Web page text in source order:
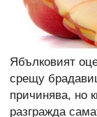
Ябълковият
срещу
причинява, но
разгражда